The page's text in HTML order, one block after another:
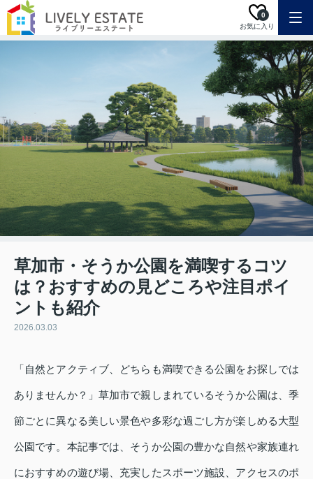
お気に入り
0
草加市・そうか公園を満喫するコツ
は？おすすめの見どころや注目ポイ
ントも紹介
2026.03.03
「自然とアクティブ、どちらも満喫できる公園をお探しでは
ありませんか？」草加市で親しまれているそうか公園は、季
節ごとに異なる美しい景色や多彩な過ごし方が楽しめる大型
公園です。本記事では、そうか公園の豊かな自然や家族連れ
におすすめの遊び場、充実したスポーツ施設、アクセスのポ